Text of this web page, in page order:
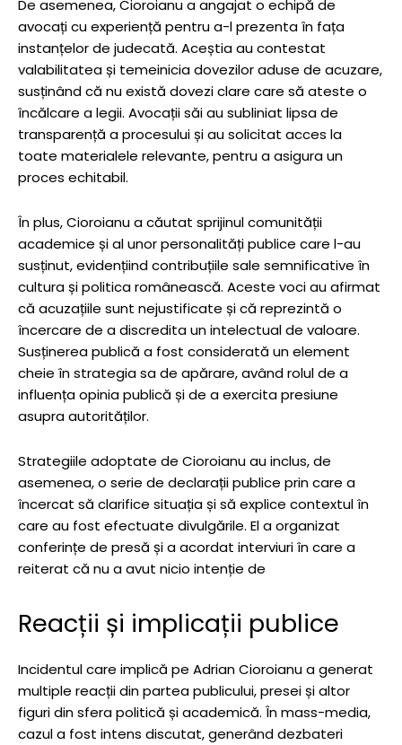
De asemenea, Cioroianu a angajat o echipă de
avocați cu experiență pentru a-l prezenta în fața
instanțelor de judecată. Aceștia au contestat
valabilitatea și temeinicia dovezilor aduse de acuzare,
susținând că nu există dovezi clare care să ateste o
încălcare a legii. Avocații săi au subliniat lipsa de
transparență a procesului și au solicitat acces la
toate materialele relevante, pentru a asigura un
proces echitabil.
În plus, Cioroianu a căutat sprijinul comunității
academice și al unor personalități publice care l-au
susținut, evidențiind contribuțiile sale semnificative în
cultura și politica românească. Aceste voci au afirmat
că acuzațiile sunt nejustificate și că reprezintă o
încercare de a discredita un intelectual de valoare.
Susținerea publică a fost considerată un element
cheie în strategia sa de apărare, având rolul de a
influența opinia publică și de a exercita presiune
asupra autorităților.
Strategiile adoptate de Cioroianu au inclus, de
asemenea, o serie de declarații publice prin care a
încercat să clarifice situația și să explice contextul în
care au fost efectuate divulgările. El a organizat
conferințe de presă și a acordat interviuri în care a
reiterat că nu a avut nicio intenție de
Reacții și implicații publice
Incidentul care implică pe Adrian Cioroianu a generat
multiple reacții din partea publicului, presei și altor
figuri din sfera politică și academică. În mass-media,
cazul a fost intens discutat, generând dezbateri